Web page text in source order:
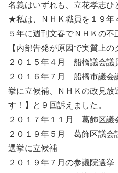
名義はいずれも、立花孝志ひ
★私は、ＮＨＫ職員を１９年
５年に週刊文春でＮＨＫの
【内部告発が原因で実質上の
２０１５年４月 船橋議会議
２０１６年７月 船橋市議会
挙に立候補、ＮＨＫの政見放
す！】と９回訴えました。
２０１７年１１月 葛飾区議
２０１９年５月 葛飾区議会
選挙に立候補
２０１９年７月の参議院選挙